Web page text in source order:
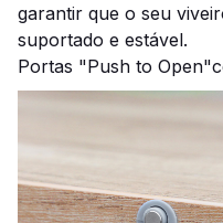
garantir que o seu
suportado e estável.
Portas "Push to